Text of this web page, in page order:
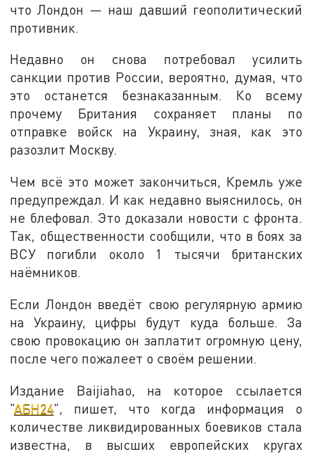
что Лондон — наш давший геополитический
противник.
Недавно он снова потребовал усилить
санкции против России, вероятно, думая, что
это останется безнаказанным. Ко всему
прочему Британия сохраняет планы по
отправке войск на Украину, зная, как это
разозлит Москву.
Чем всё это может закончиться, Кремль уже
предупреждал. И как недавно выяснилось, он
не блефовал. Это доказали новости с фронта.
Так, общественности сообщили, что в боях за
ВСУ погибли около 1 тысячи британских
наёмников.
Если Лондон введёт свою регулярную армию
на Украину, цифры будут куда больше. За
свою провокацию он заплатит огромную цену,
после чего пожалеет о своём решении.
Издание Baijiahao, на которое ссылается
"АБН24", пишет, что когда информация о
количестве ликвидированных боевиков стала
известна, в высших европейских кругах